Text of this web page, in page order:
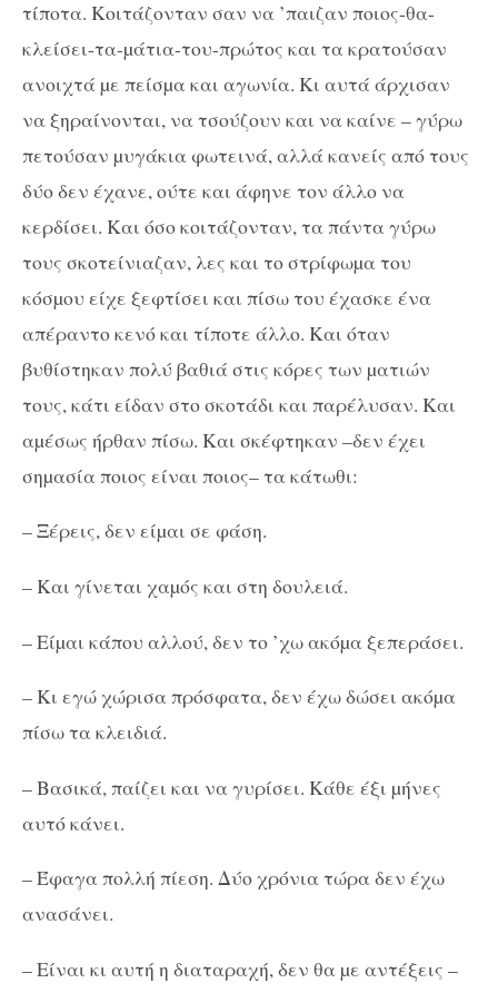
τίποτα. Κοιτάζονταν σαν να ’παιζαν ποιος-θα-
κλείσει-τα-µάτια-του-πρώτος και τα κρατούσαν
ανοιχτά µε πείσµα και αγωνία. Κι αυτά άρχισαν
να ξηραίνονται, να τσούζουν και να καίνε – γύρω
πετούσαν µυγάκια φωτεινά, αλλά κανείς από τους
δύο δεν έχανε, ούτε και άφηνε τον άλλο να
κερδίσει. Και όσο κοιτάζονταν, τα πάντα γύρω
τους σκοτείνιαζαν, λες και το στρίφωµα του
κόσµου είχε ξεφτίσει και πίσω του έχασκε ένα
απέραντο κενό και τίποτε άλλο. Και όταν
βυθίστηκαν πολύ βαθιά στις κόρες των µατιών
τους, κάτι είδαν στο σκοτάδι και παρέλυσαν. Και
αµέσως ήρθαν πίσω. Και σκέφτηκαν –δεν έχει
σηµασία ποιος είναι ποιος– τα κάτωθι:
– Ξέρεις, δεν είµαι σε φάση.
– Και γίνεται χαµός και στη δουλειά.
– Είµαι κάπου αλλού, δεν το ’χω ακόµα ξεπεράσει.
– Κι εγώ χώρισα πρόσφατα, δεν έχω δώσει ακόµα
πίσω τα κλειδιά.
– Βασικά, παίζει και να γυρίσει. Κάθε έξι µήνες
αυτό κάνει.
– Έφαγα πολλή πίεση. Δύο χρόνια τώρα δεν έχω
ανασάνει.
– Είναι κι αυτή η διαταραχή, δεν θα µε αντέξεις –